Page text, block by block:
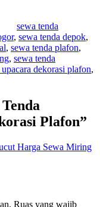
sewa tenda
, sewa tenda depok,
, sewa tenda plafon,
, sewa tenda
dekorasi plafon,
Plafon”
Harga Sewa Miring
Ruas yang wajib